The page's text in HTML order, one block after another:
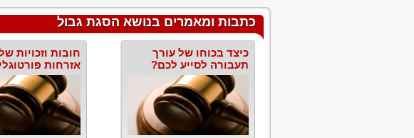
כתבות ומאמרים בנושא הסגת גבול
כיצד בכוחו של עורך
תעבורה לסייע לכם?
חובות וזכויות
אזרחות